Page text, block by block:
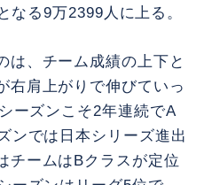
なる9万2399人に上る。
、チーム成績の上下と
右肩上がりで伸びていっ
ーズンこそ2年連続でA
ンでは日本シリーズ進出
チームはBクラスが定位